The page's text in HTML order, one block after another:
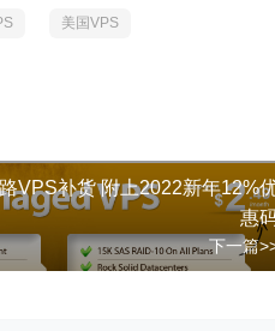
美国VPS
VPS补货 附上2022新年12%
惠
下一篇